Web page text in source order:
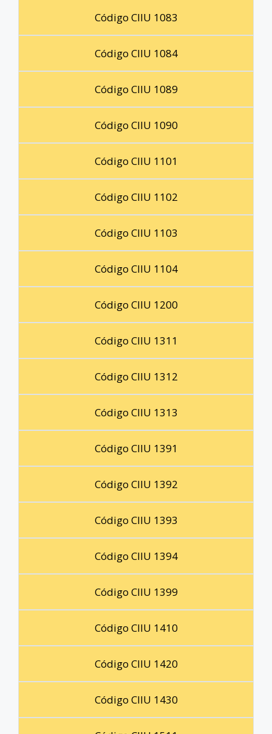
Código CIIU 1083
Código CIIU 1084
Código CIIU 1089
Código CIIU 1090
Código CIIU 1101
Código CIIU 1102
Código CIIU 1103
Código CIIU 1104
Código CIIU 1200
Código CIIU 1311
Código CIIU 1312
Código CIIU 1313
Código CIIU 1391
Código CIIU 1392
Código CIIU 1393
Código CIIU 1394
Código CIIU 1399
Código CIIU 1410
Código CIIU 1420
Código CIIU 1430